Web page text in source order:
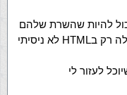
יכול להיות שהשרת שלהם
לא תומך בסיומת HTM אלה רק בHTML לא ניסיתי
לעזור לי